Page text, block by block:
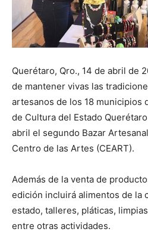
Querétaro, Qro., 14 de abril de
de mantener vivas las
artesanos de los 18 municipios
de Cultura del Estado
abril el segundo Bazar Artesanal
Centro de las Artes (CEART).
Además de la venta de
edición incluirá alimentos de la
estado, talleres, pláticas,
entre otras actividades.